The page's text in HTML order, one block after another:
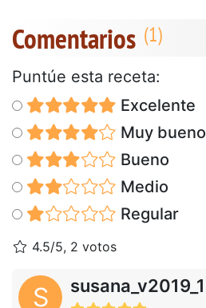
Comentarios
Puntúe esta receta:
Excelente
Muy bueno
Bueno
Medio
Regular
4.5/5, 2 votos
S susana_v2019_1